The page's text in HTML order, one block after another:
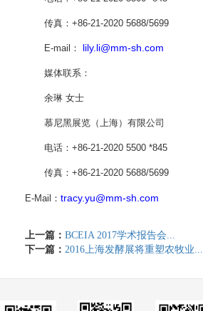
传真： +86-21-2020 5688/5699
E-mail ： lily.li@mm-sh.com
媒体联系：
余琳 女士
慕尼黑展览（上海）有限公司
电话： +86-21-2020 5500 *845
传真： +86-21-2020 5688/5699
E-Mail ： tracy.yu@mm-sh.com
上一篇： BCEIA 2017学术报告会...
下一篇： 2016上海发酵展将重塑农牧业...